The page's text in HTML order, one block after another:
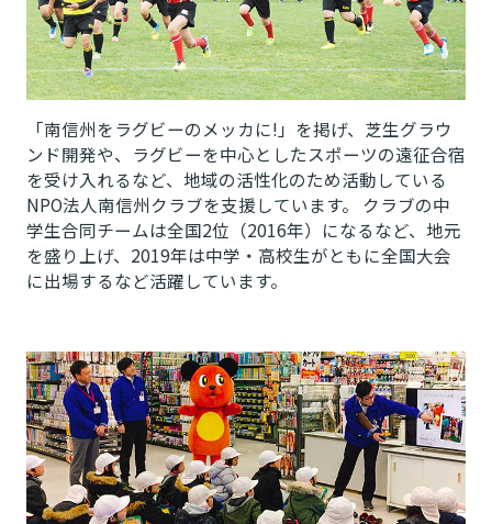
「南信州をラグビーのメッカに!」を掲げ、芝生グラウ
ンド開発や、ラグビーを中心としたスポーツの遠征合宿
を受け入れるなど、地域の活性化のため活動している
NPO法人南信州クラブを支援しています。 クラブの中
学生合同チームは全国2位（2016年）になるなど、地元
を盛り上げ、2019年は中学・高校生がともに全国大会
に出場するなど活躍しています。